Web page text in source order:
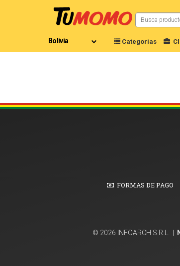
Categorías
FORMAS DE PAGO
© 2026 INFOARCH S.R.L. |